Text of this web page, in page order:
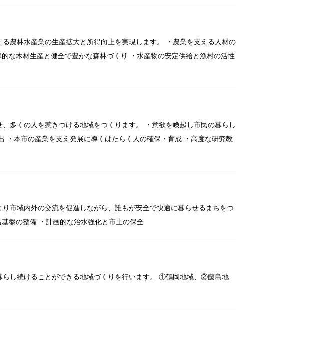
農林水産業の生産拡大と所得向上を実現します。 ・農業を支える人材の
な木材生産と健全で豊かな森林づくり ・水産物の安定供給と漁村の活性
多くの人を惹きつける地域をつくります。 ・意欲を喚起し市民の暮らし
本市の産業を支え発展に導くはたらく人の確保・育成 ・高度な研究教
市域内外の交流を促進しながら、誰もが安全で快適に暮らせるまちをつ
盤の整備 ・計画的な治水強化と市土の保全
し続けることができる地域づくりを行います。 ①鶴岡地域、②藤島地